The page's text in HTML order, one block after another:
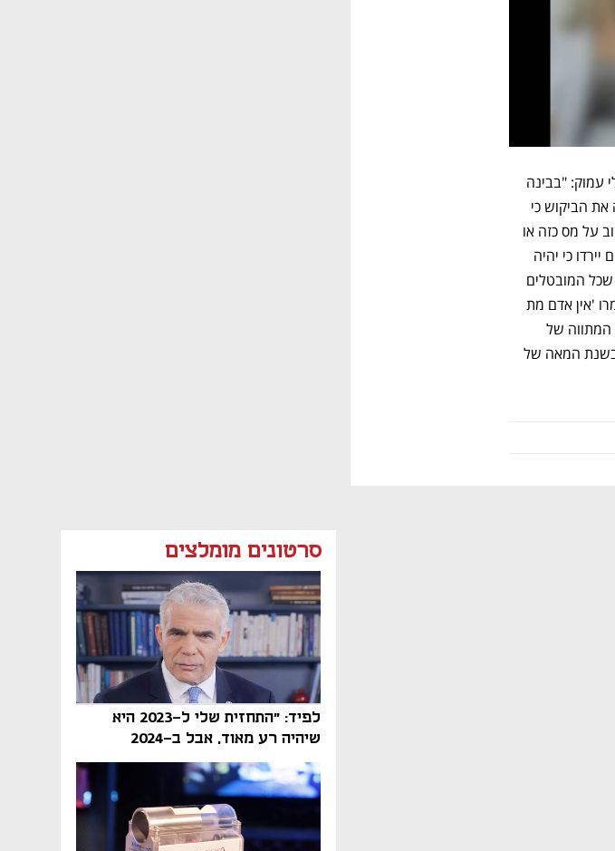
סרטונים מומלצים
לפיד: "התחזית שלי ל-2023 היא
שיהיה רע מאוד, אבל ב-2024
הממשלה תיפול"